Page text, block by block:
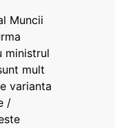
Muncii
ministrul
mult
varianta
/